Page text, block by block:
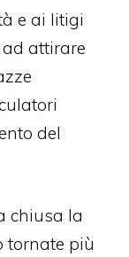
e ai litigi
ad attirare
del
chiusa la
tornate più